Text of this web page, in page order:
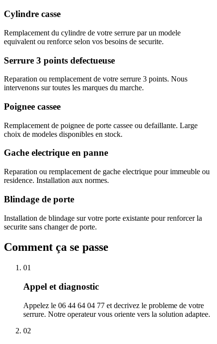
Cylindre casse
Remplacement du cylindre de votre serrure par un modele
equivalent ou renforce selon vos besoins de securite.
Serrure 3 points defectueuse
Reparation ou remplacement de votre serrure 3 points. Nous
intervenons sur toutes les marques du marche.
Poignee cassee
Remplacement de poignee de porte cassee ou defaillante. Large
choix de modeles disponibles en stock.
Gache electrique en panne
Reparation ou remplacement de gache electrique pour immeuble ou
residence. Installation aux normes.
Blindage de porte
Installation de blindage sur votre porte existante pour renforcer la
securite sans changer de porte.
Comment ça se passe
01
Appel et diagnostic
Appelez le 06 44 64 04 77 et decrivez le probleme de votre
serrure. Notre operateur vous oriente vers la solution adaptee.
02